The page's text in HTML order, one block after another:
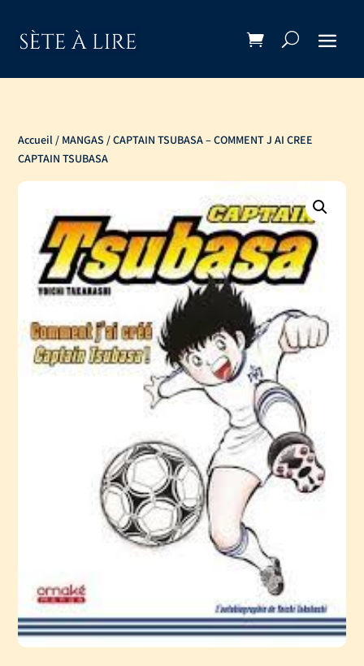
Accueil / MANGAS / CAPTAIN TSUBASA – COMMENT J AI CREE
CAPTAIN TSUBASA